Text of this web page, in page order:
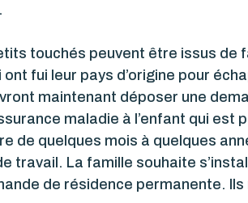
touchés peuvent être issus de
fui leur pays d’origine pour
maintenant déposer une
maladie à l’enfant qui
de quelques mois à quelques
travail. La famille souhaite
de résidence permanente.